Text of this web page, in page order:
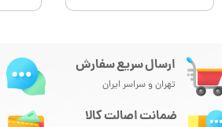
ارسال سریع سفارش
تهران و سراسر ایران
ضمانت اصالت کالا